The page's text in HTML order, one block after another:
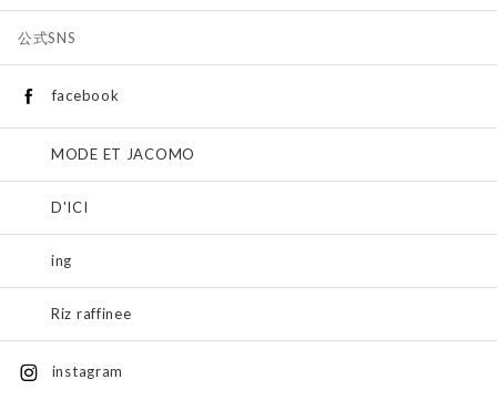
公式SNS
facebook
MODE ET JACOMO
D'ICI
ing
Riz raffinee
instagram